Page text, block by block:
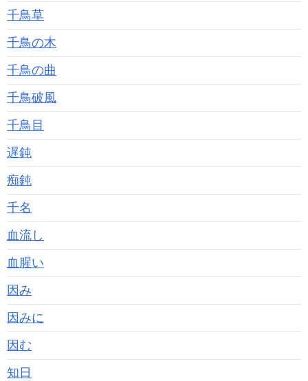
千鳥草
千鳥の木
千鳥の曲
千鳥破風
千鳥目
遅鈍
痴鈍
千名
血流し
血腥い
因み
因みに
因む
知日